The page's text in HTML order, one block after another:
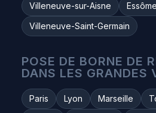
Villeneuve-sur-Aisne
Villeneuve-Saint-Germain
POSE DE BORNE DE
DANS LES GRANDES
Paris Lyon Marseille